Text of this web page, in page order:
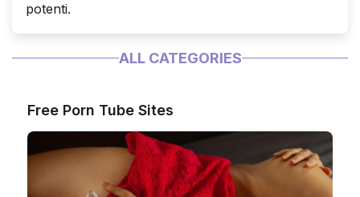
potenti.
ALL CATEGORIES
Free Porn Tube Sites